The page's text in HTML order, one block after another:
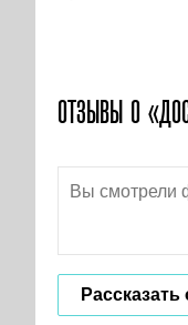
ОТЗЫВЫ О